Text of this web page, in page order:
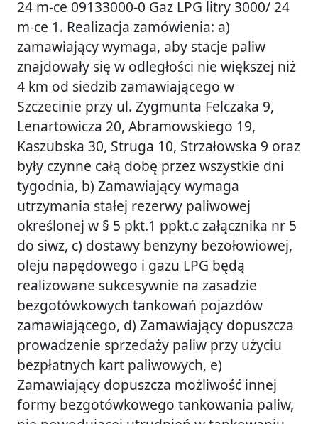
24 m-ce 09133000-0 Gaz LPG litry 3000/ 24
m-ce 1. Realizacja zamówienia: a)
zamawiający wymaga, aby stacje paliw
znajdowały się w odległości nie większej niż
4 km od siedzib zamawiającego w
Szczecinie przy ul. Zygmunta Felczaka 9,
Lenartowicza 20, Abramowskiego 19,
Kaszubska 30, Struga 10, Strzałowska 9 oraz
były czynne całą dobę przez wszystkie dni
tygodnia, b) Zamawiający wymaga
utrzymania stałej rezerwy paliwowej
określonej w § 5 pkt.1 ppkt.c załącznika nr 5
do siwz, c) dostawy benzyny bezołowiowej,
oleju napędowego i gazu LPG będą
realizowane sukcesywnie na zasadzie
bezgotówkowych tankowań pojazdów
zamawiającego, d) Zamawiający dopuszcza
prowadzenie sprzedaży paliw przy użyciu
bezpłatnych kart paliwowych, e)
Zamawiający dopuszcza możliwość innej
formy bezgotówkowego tankowania paliw,